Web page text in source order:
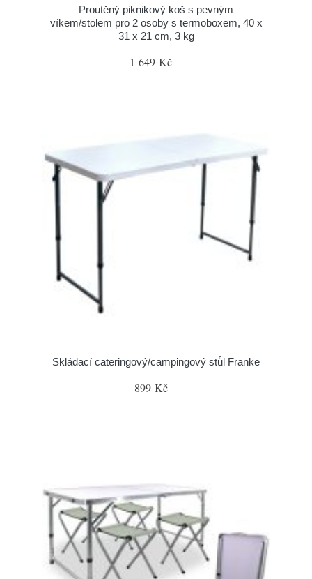
Proutěný piknikový koš s pevným
víkem/stolem pro 2 osoby s termoboxem, 40 x
31 x 21 cm, 3 kg
1 649 Kč
Skládací cateringový/campingový stůl Franke
899 Kč